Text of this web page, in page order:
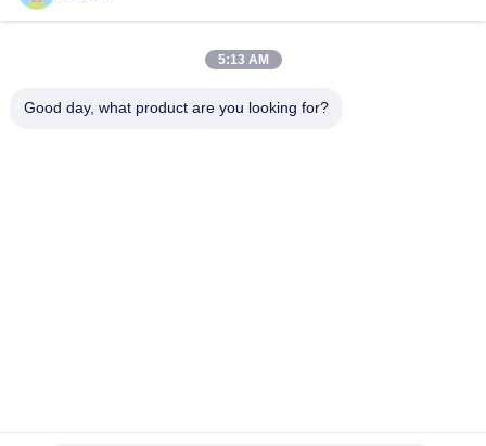
Kamer 202, nr. 902, Xingnan Road, Nancun Town, Panyu
5:13 AM
Good day, what product are you looking for?